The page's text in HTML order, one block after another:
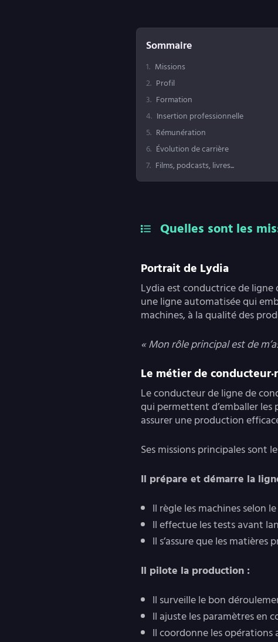
Sommaire
1. Missions
2. Profil
3. Formation
4. Insertion professionnelle
5. Rémunération
6. Évolution de carrière
7. Films, podcasts, livres...
Quelles sont les
Portrait de Lydia
Lydia est conductrice de
une ligne automatisée qui
machines, à la qualité des
« Mon rôle principal est de
Le métier de conducteur
Le conducteur de ligne de
qui permettent d’emballer
assurer une production
Ses missions principales sont
Il prépare et démarre la
Il règle les machines selon
Il effectue les tests avant
Il s’assure que les matières
Il pilote la production :
Il surveille le bon
Il ajuste les paramètres en
Il coordonne les opérations